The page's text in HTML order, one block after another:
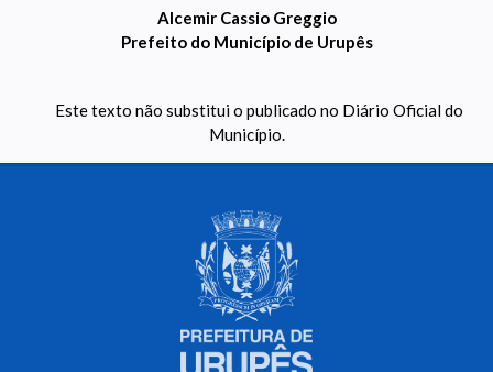
Alcemir Cassio Greggio
Prefeito do Município de Urupês
Este texto não substitui o publicado no Diário Oficial do
Município.